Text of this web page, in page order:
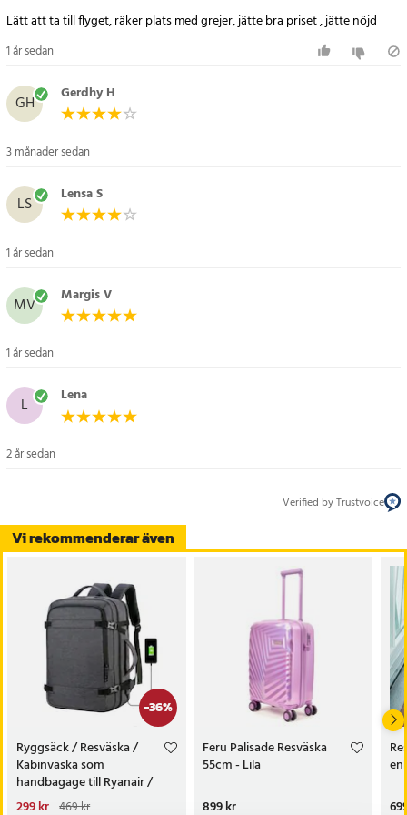
Vi rekommenderar även
-36%
Ryggsäck / Resväska /
Kabinväska som
handbagage till Ryanair /
Norwegian mm
Nuvarande pris
299 kr 469 kr
Feru Palisade Resväska
55cm - Lila
Pris:899 kr
899 kr
Lätt att ta till flyget, räker plats med grejer, jätte bra priset , jätte nöjd
1 år sedan
GH Gerdhy H
3 månader sedan
LS Lensa S
1 år sedan
MV Margis V
1 år sedan
L Lena
2 år sedan
Verified by Trustvoice